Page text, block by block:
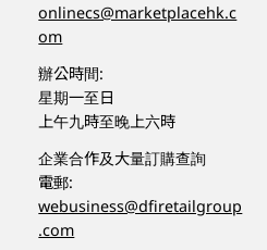
onlinecs@marketplacehk.c
om
辦公時間:
星期一至日
上午九時至晚上六時
企業合作及大量訂購查詢
電郵:
webusiness@dfiretailgroup
.com